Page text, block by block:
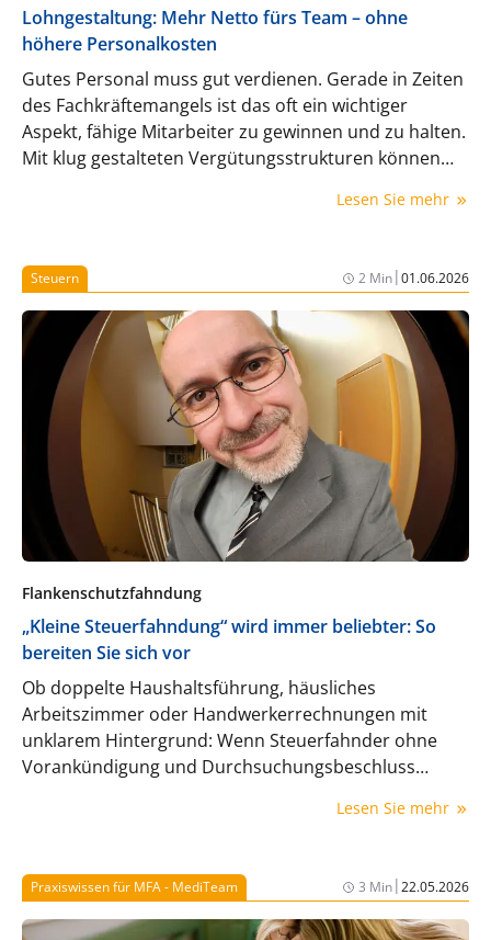
Lohngestaltung: Mehr Netto fürs Team – ohne
höhere Personalkosten
Gutes Personal muss gut verdienen. Gerade in Zeiten
des Fachkräftemangels ist das oft ein wichtiger
Aspekt, fähige Mitarbeiter zu gewinnen und zu halten.
Mit klug gestalteten Vergütungsstrukturen können
Personalkosten aus dem Ruder laufen.Lesen Sie mehr
Steuern 2 Min|01.06.2026
Flankenschutzfahndung
„Kleine Steuerfahndung“ wird immer beliebter: So
bereiten Sie sich vor
Ob doppelte Haushaltsführung, häusliches
Arbeitszimmer oder Handwerkerrechnungen mit
unklarem Hintergrund: Wenn Steuerfahnder ohne
Vorankündigung und Durchsuchungsbeschluss
überprüfen, gilt es, einen kühlen Kopf zu bewahren.
Lesen Sie mehr
Praxiswissen für MFA - MediTeam 3 Min|22.05.2026